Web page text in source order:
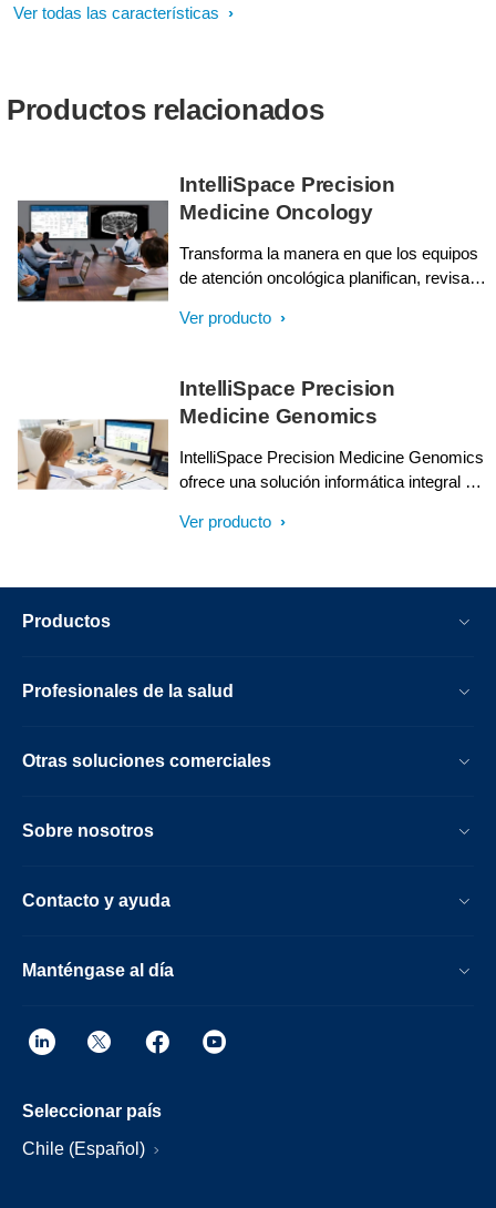
Ver todas las características
Productos relacionados
IntelliSpace Precision
Medicine Oncology
Transforma la manera en que los equipos
de atención oncológica planifican, revisan
tratamiento clínico de los pacientes con
multidisciplinarias.
Ver producto
IntelliSpace Precision
Medicine Genomics
IntelliSpace Precision Medicine Genomics
ofrece una solución informática integral del
informes procesables que den lugar a una
Ver producto
Productos
Profesionales de la salud
Otras soluciones comerciales
Sobre nosotros
Contacto y ayuda
Manténgase al día
Seleccionar país
Chile (Español)